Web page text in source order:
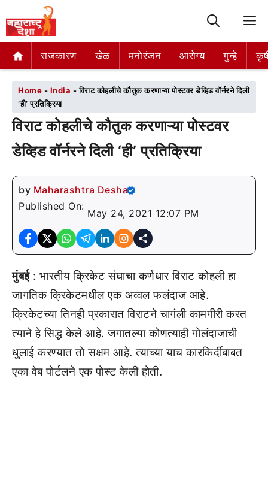
राजकारण खेळ मनोरंजन आरोग्य गुन्हे
राजकारण खेळ मनोरंजन आरोग्य गुन्हे
Home - India -विराट कोहलीचे कौतुक करणाऱ्या पोस्टवर डेव्हिड वॉर्नरने दिली
‘ही’ प्रतिक्रिया
विराट कोहलीचे कौतुक करणाऱ्या पोस्टवर
डेव्हिड वॉर्नरने दिली ‘ही’ प्रतिक्रिया
by Maharashtra Desha
Published On:
May 24, 2021 12:07 PM
मुंबई: भारतीय क्रिकेट संघाचा कर्णधार विराट कोहली हा
जागतिक क्रिकेटमधील एक अव्वल फलंदाज आहे.
क्रिकेटच्या तिनही प्रकारात विराटने चागंली कामगीरी करत
त्याने हे सिद्ध केले आहे. जगातल्या कोणत्याही गोलंदाजाची
धुलाई करण्यात तो सक्षम आहे. त्याच्या याच कारकिर्दीबाबत
एका वेब पोर्टलने एक पोस्ट केली होती.